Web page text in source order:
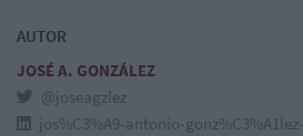
AUTOR
JOSÉ A. GONZÁLEZ
@joseagzlez
jos%C3%A9-antonio-